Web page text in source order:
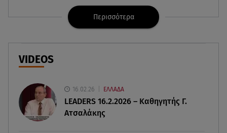
08.08.26 , 21:32
Φωτιά στην Αττικοβοιωτία: Ενέργεια ίση με έξι
ατομικές βόμβες
08.08.26 , 21:20
από τη νέα συμμαχία
08.08.26 , 19:19
Περισσότερα
VIDEOS
16.02.26 ΕΛΛΑΔΑ
LEADERS 16.2.2026 – Καθηγητής Γ.
Ατσαλάκης